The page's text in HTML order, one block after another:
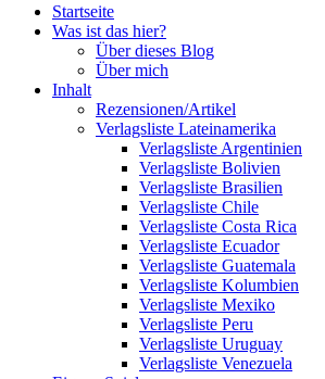
Startseite
Was ist das hier?
Über dieses Blog
Über mich
Inhalt
Rezensionen/Artikel
Verlagsliste Lateinamerika
Verlagsliste Argentinien
Verlagsliste Bolivien
Verlagsliste Brasilien
Verlagsliste Chile
Verlagsliste Costa Rica
Verlagsliste Ecuador
Verlagsliste Guatemala
Verlagsliste Kolumbien
Verlagsliste Mexiko
Verlagsliste Peru
Verlagsliste Uruguay
Verlagsliste Venezuela